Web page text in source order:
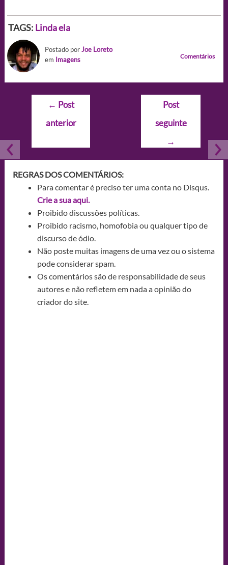
TAGS: Linda ela
Postado porJoe Loreto
em Imagens Comentários
Navegação
Post
← Post
anterior
Post
seguinte
→
REGRAS DOS COMENTÁRIOS:
Para comentar é preciso ter uma conta no Disqus.
Crie a sua aqui.
Proibido discussões políticas.
Proibido racismo, homofobia ou qualquer tipo de
discurso de ódio.
Não poste muitas imagens de uma vez ou o sistema
pode considerar spam.
Os comentários são de responsabilidade de seus
autores e não refletem em nada a opinião do
criador do site.